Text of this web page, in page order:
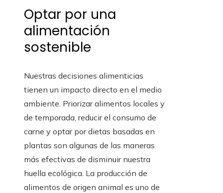
Optar por una
alimentación
sostenible
Nuestras decisiones alimenticias
tienen un impacto directo en el medio
ambiente. Priorizar alimentos locales y
de temporada, reducir el consumo de
carne y optar por dietas basadas en
plantas son algunas de las maneras
más efectivas de disminuir nuestra
huella ecológica. La producción de
alimentos de origen animal es uno de